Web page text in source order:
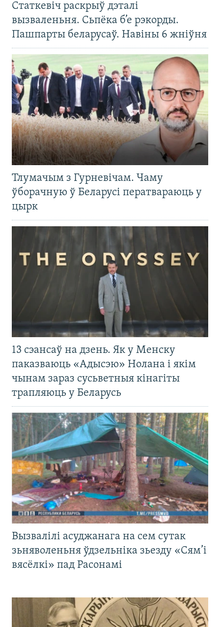
Статкевіч раскрыў дэталі
вызваленьня. Сьпёка б’е рэкорды.
Пашпарты беларусаў. Навіны 6 жніўня
Тлумачым з Гурневічам. Чаму
ўборачную ў Беларусі ператвараюць у
цырк
13 сэансаў на дзень. Як у Менску
паказваюць «Адысэю» Нолана і якім
чынам зараз сусьветныя кінагіты
трапляюць у Беларусь
Вызвалілі асуджанага на сем сутак
зьняволеньня ўдзельніка зьезду «Сям’і
вясёлкі» пад Расонамі